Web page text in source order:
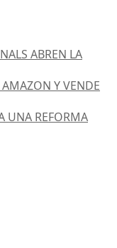
ABREN LA
AMAZON Y VENDE
UNA REFORMA